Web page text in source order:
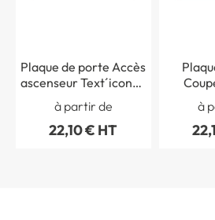
Plaque de porte Accès
ascenseur Text´icone®
- H 60 x L 160 mm
à partir de
22,10 € HT
´icone®
à